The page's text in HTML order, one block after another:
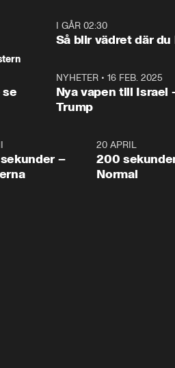
I GÅR 02:30
Så blir vädret där du
se
NYHETER• 16 FEB. 2025
Nya vapen till Israel
Trump
4:23
–
20 APRIL
200
Normal